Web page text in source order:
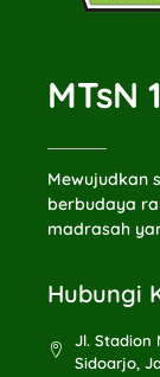
MTsN
Mewujudkan
berbudaya
madrasah
Hubungi
Jl. Stadion
Sidoarjo,